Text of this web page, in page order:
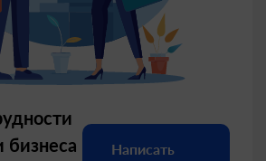
бизнеса
Написать